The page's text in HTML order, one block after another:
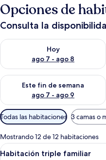
Opciones de
Consulta la
Hoy
ago 7 - ago 8
Consulta la disponibilidad
Este fin de semana
ago 7 - ago 9
Consulta la disponibilidad
Filtros
disponibles
para
las
habitaciones
Todas las habitaciones 3 camas o
Mostrando 12 de 12 habitaciones
Abrir
5
Habitación triple familiar